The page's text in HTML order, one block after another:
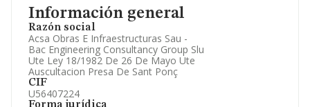
Información general
Razón social
Acsa Obras E Infraestructuras Sau -
Bac Engineering Consultancy Group Slu
Ute Ley 18/1982 De 26 De Mayo Ute
Auscultacion Presa De Sant Ponç
CIF
U56407224
Gráficos de Evolución Ventas y Empleados.
Consejo de Administración y Administradores.
Directivos y Ejecutivos.
Accionistas.
Participaciones y Vinculaciones en otras empresas.
Artículos de prensa publicados sobre la empresa.
Información oficial y registral complementaria.